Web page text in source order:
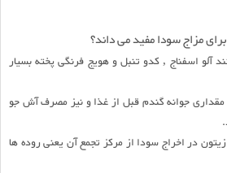
مزاج سودا مفید می داند؟
آلو اسفناج , کدو تنبل و هویج فرنگی پخته بسیار
مقداری جوانه گندم قبل از غذا و نیز مصرف آش جو
در اخراج سودا از مرکز تجمع آن یعنی روده ها